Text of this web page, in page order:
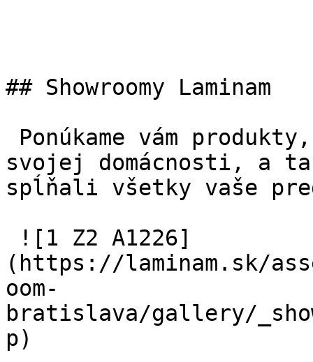
## Showroomy Laminam
svojej domácnosti, a
spĺňali všetky vaše
(https://laminam.sk/
oom-
bratislava/gallery/
p)